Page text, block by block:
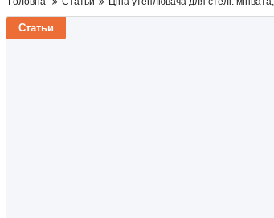
Статьи